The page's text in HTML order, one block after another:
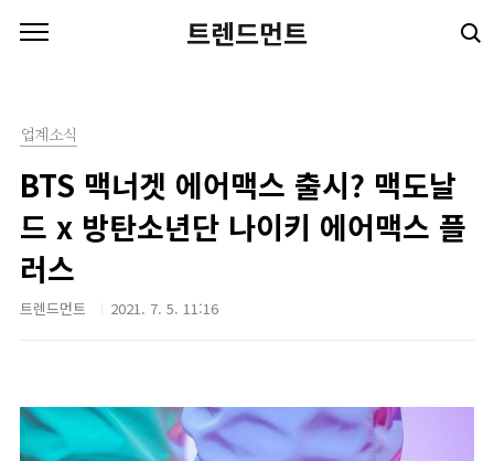
트렌드먼트
업계소식
BTS 맥너겟 에어맥스 출시? 맥도날
드 x 방탄소년단 나이키 에어맥스 플
러스
트렌드먼트 2021. 7. 5. 11:16